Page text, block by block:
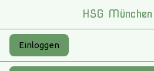
HSG München
Einloggen